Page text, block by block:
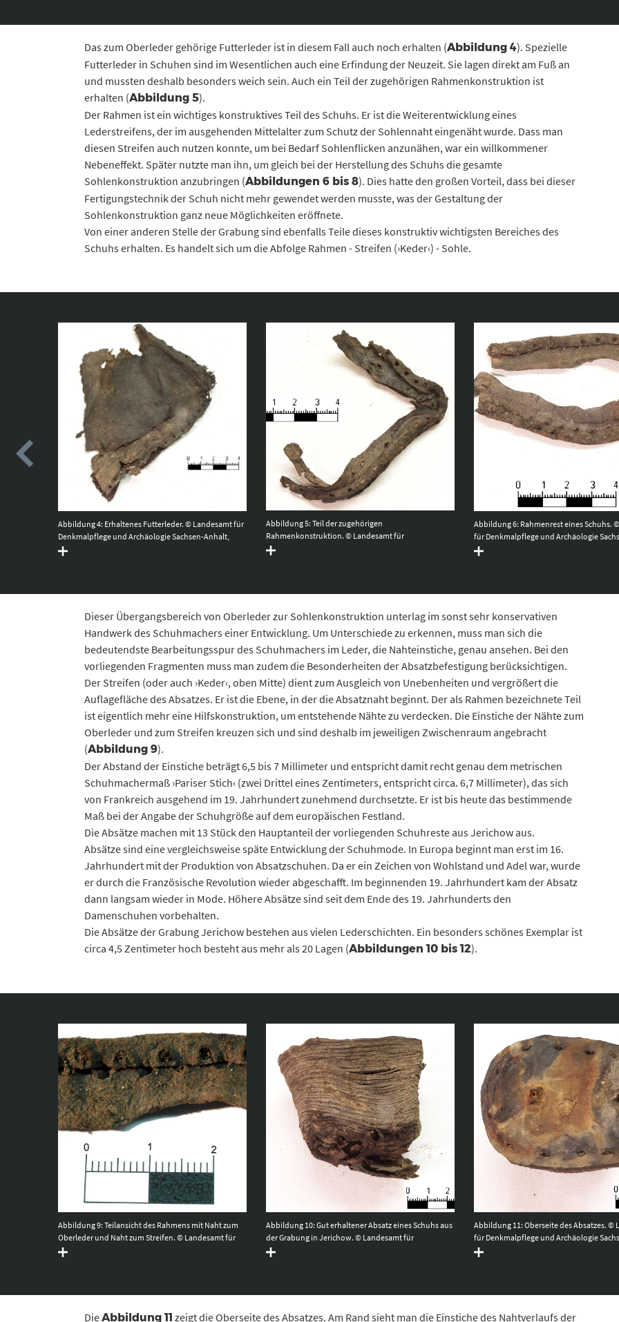
Das zum Oberleder gehörige Futterleder ist in diesem Fall auch noch erhalten (Abbildung 4). Spezielle
Futterleder in Schuhen sind im Wesentlichen auch eine Erfindung der Neuzeit. Sie lagen direkt am Fuß an
und mussten deshalb besonders weich sein. Auch ein Teil der zugehörigen Rahmenkonstruktion ist
erhalten (Abbildung 5).
Der Rahmen ist ein wichtiges konstruktives Teil des Schuhs. Er ist die Weiterentwicklung eines
Lederstreifens, der im ausgehenden Mittelalter zum Schutz der Sohlennaht eingenäht wurde. Dass man
diesen Streifen auch nutzen konnte, um bei Bedarf Sohlenflicken anzunähen, war ein willkommener
Nebeneffekt. Später nutzte man ihn, um gleich bei der Herstellung des Schuhs die gesamte
Sohlenkonstruktion anzubringen (Abbildungen 6 bis 8). Dies hatte den großen Vorteil, dass bei dieser
Fertigungstechnik der Schuh nicht mehr gewendet werden musste, was der Gestaltung der
Sohlenkonstruktion ganz neue Möglichkeiten eröffnete.
Von einer anderen Stelle der Grabung sind ebenfalls Teile dieses konstruktiv wichtigsten Bereiches des
Schuhs erhalten. Es handelt sich um die Abfolge Rahmen - Streifen (›Keder‹) - Sohle.
Abbildung 4: Erhaltenes Futterleder. © Landesamt für
Denkmalpflege und Archäologie Sachsen-Anhalt,
Heiko Breuer.
Abbildung 5: Teil der zugehörigen
Rahmenkonstruktion. © Landesamt für
Denkmalpflege und Archäologie Sachsen-Anhalt,
Abbildung 6: Rahmenrest eines Schuhs.
für Denkmalpflege und Archäologie
Heiko Breuer.
Dieser Übergangsbereich von Oberleder zur Sohlenkonstruktion unterlag im sonst sehr konservativen
Handwerk des Schuhmachers einer Entwicklung. Um Unterschiede zu erkennen, muss man sich die
bedeutendste Bearbeitungsspur des Schuhmachers im Leder, die Nahteinstiche, genau ansehen. Bei den
vorliegenden Fragmenten muss man zudem die Besonderheiten der Absatzbefestigung berücksichtigen.
Der Streifen (oder auch ›Keder‹, oben Mitte) dient zum Ausgleich von Unebenheiten und vergrößert die
Auflagefläche des Absatzes. Er ist die Ebene, in der die Absatznaht beginnt. Der als Rahmen bezeichnete Teil
ist eigentlich mehr eine Hilfskonstruktion, um entstehende Nähte zu verdecken. Die Einstiche der Nähte zum
Oberleder und zum Streifen kreuzen sich und sind deshalb im jeweiligen Zwischenraum angebracht
(Abbildung 9).
Der Abstand der Einstiche beträgt 6,5 bis 7 Millimeter und entspricht damit recht genau dem metrischen
Schuhmachermaß ›Pariser Stich‹ (zwei Drittel eines Zentimeters, entspricht circa. 6,7 Millimeter), das sich
von Frankreich ausgehend im 19. Jahrhundert zunehmend durchsetzte. Er ist bis heute das bestimmende
Maß bei der Angabe der Schuhgröße auf dem europäischen Festland.
Die Absätze machen mit 13 Stück den Hauptanteil der vorliegenden Schuhreste aus Jerichow aus.
Absätze sind eine vergleichsweise späte Entwicklung der Schuhmode. In Europa beginnt man erst im 16.
Jahrhundert mit der Produktion von Absatzschuhen. Da er ein Zeichen von Wohlstand und Adel war, wurde
er durch die Französische Revolution wieder abgeschafft. Im beginnenden 19. Jahrhundert kam der Absatz
dann langsam wieder in Mode. Höhere Absätze sind seit dem Ende des 19. Jahrhunderts den
Damenschuhen vorbehalten.
Die Absätze der Grabung Jerichow bestehen aus vielen Lederschichten. Ein besonders schönes Exemplar ist
circa 4,5 Zentimeter hoch besteht aus mehr als 20 Lagen (Abbildungen 10 bis 12).
Abbildung 9: Teilansicht des Rahmens mit Naht zum
Oberleder und Naht zum Streifen. © Landesamt für
Denkmalpflege und Archäologie Sachsen-Anhalt,
Abbildung 10: Gut erhaltener Absatz eines Schuhs aus
der Grabung in Jerichow. © Landesamt für
Denkmalpflege und Archäologie Sachsen-Anhalt,
Abbildung 11: Oberseite des Absatzes. ©
für Denkmalpflege und Archäologie
Heiko Breuer.
DieAbbildung 11 zeigt die Oberseite des Absatzes. Am Rand sieht man die Einstiche des Nahtverlaufs der